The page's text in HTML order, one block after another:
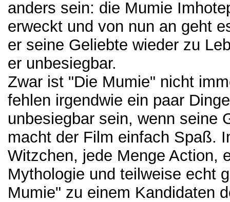
anders sein: die Mumie
erweckt und von nun an geht
er seine Geliebte wieder zu
er unbesiegbar.
Zwar ist "Die Mumie" nicht
fehlen irgendwie ein paar
unbesiegbar sein, wenn seine
macht der Film einfach Spaß.
Witzchen, jede Menge Action,
Mythologie und teilweise echt
Mumie" zu einem Kandidaten